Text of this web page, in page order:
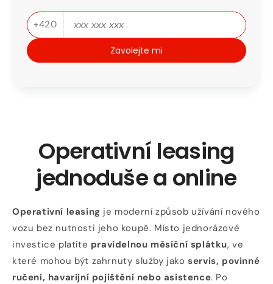
Telefon
+420
Zavolejte mi
Operativní leasing
jednoduše a online
Operativní leasing je moderní způsob užívání nového
vozu bez nutnosti jeho koupě. Místo jednorázové
investice platíte pravidelnou měsíční splátku, ve
které mohou být zahrnuty služby jakoservis, povinné
ručení, havarijní pojištění nebo asistence. Po